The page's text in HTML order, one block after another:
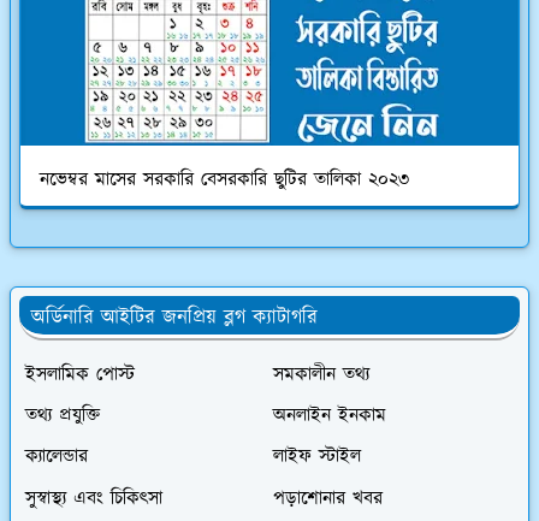
নভেম্বর মাসের সরকারি বেসরকারি ছুটির তালিকা ২০২৩
অর্ডিনারি আইটির জনপ্রিয় ব্লগ ক্যাটাগরি
ইসলামিক পোস্ট
সমকালীন তথ্য
তথ্য প্রযুক্তি
অনলাইন ইনকাম
ক্যালেন্ডার
লাইফ স্টাইল
সুস্বাস্থ্য এবং চিকিৎসা
পড়াশোনার খবর